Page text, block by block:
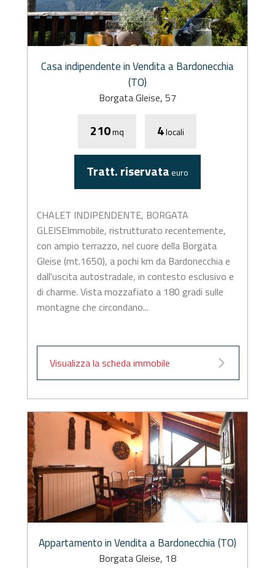
Casa indipendente in Vendita a Bardonecchia
(TO)
Borgata Gleise, 57
210mq 4locali
Tratt. riservata euro
CHALET INDIPENDENTE, BORGATA
GLEISEImmobile, ristrutturato recentemente,
con ampio terrazzo, nel cuore della Borgata
Gleise (mt.1650), a pochi km da Bardonecchia e
dall'uscita autostradale, in contesto esclusivo e
di charme. Vista mozzafiato a 180 gradi sulle
montagne che circondano...
Visualizza la scheda immobile
Appartamento in Vendita a Bardonecchia (TO)
Borgata Gleise, 18